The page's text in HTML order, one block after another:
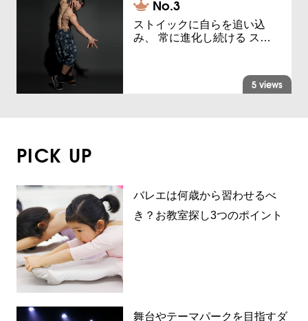
ストイックに自らを追い込
み、 常に進化し続ける ス…
5 views
PICK UP
バレエは何歳から習わせるべ
き？お教室探し3つのポイント
舞台やテーマパークを目指すダ